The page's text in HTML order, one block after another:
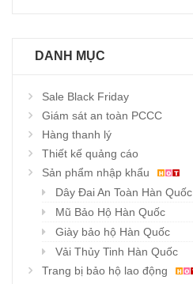
DANH MỤC
Sale Black Friday
Giám sát an toàn PCCC
Hàng thanh lý
Thiết kế quảng cáo
Sản phẩm nhập khẩu
Dây Đai An Toàn Hàn Quốc
Mũ Bảo Hộ Hàn Quốc
Giày bảo hộ Hàn Quốc
Vải Thủy Tinh Hàn Quốc
Trang bị bảo hộ lao động